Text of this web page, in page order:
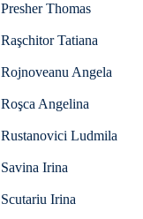
Presher Thomas
Raşchitor Tatiana
Rojnoveanu Angela
Roşca Angelina
Rustanovici Ludmila
Savina Irina
Scutariu Irina